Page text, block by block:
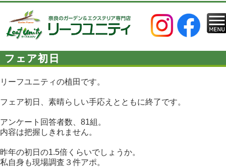
フェア初日
リーフユニティの植田です。
フェア初日、素晴らしい手応えとともに終了です。
アンケート回答者数、81組。
内容は把握しきれません。
昨年の初日の1.5倍くらいでしょうか。
私自身も現場調査３件アポ。